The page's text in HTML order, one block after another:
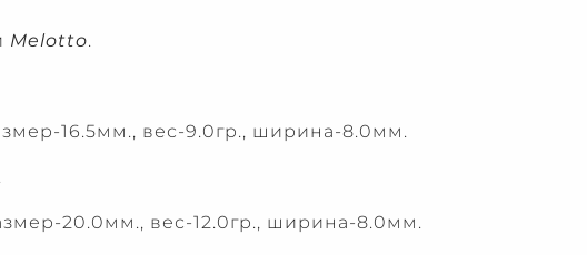
Melotto.
16.5мм., вес-9.0гр., ширина-8.0мм.
20.0мм., вес-12.0гр., ширина-8.0мм.